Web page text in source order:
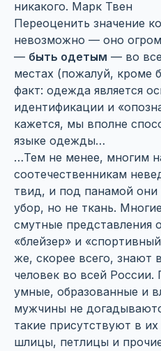
никакого. Марк Твен
Переоценить значение
невозможно — оно
— быть одетым — во
местах (пожалуй, кроме
факт: одежда является
идентификации и
кажется, мы вполне
языке одежды…
…Тем не менее, многим
соотечественникам
твид, и под панамой
убор, но не ткань.
смутные представления
«блейзер» и
же, скорее всего, знают
человек во всей России.
умные, образованные и
мужчины не
такие присутствуют в
шлицы, петлицы и